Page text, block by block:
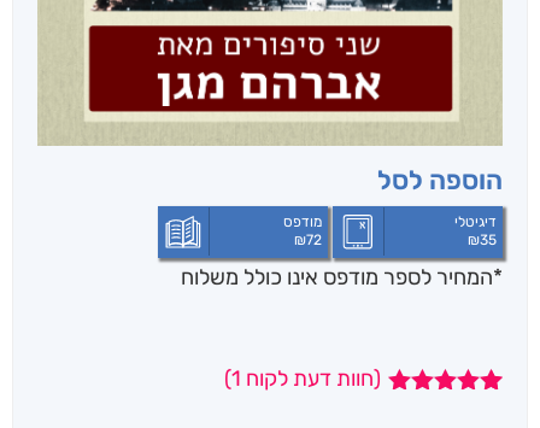
הוספה לסל
דיגיטלי
₪35
מודפס
₪72
*המחיר לספר מודפס אינו כולל משלוח
(חוות דעת לקוח 1
)